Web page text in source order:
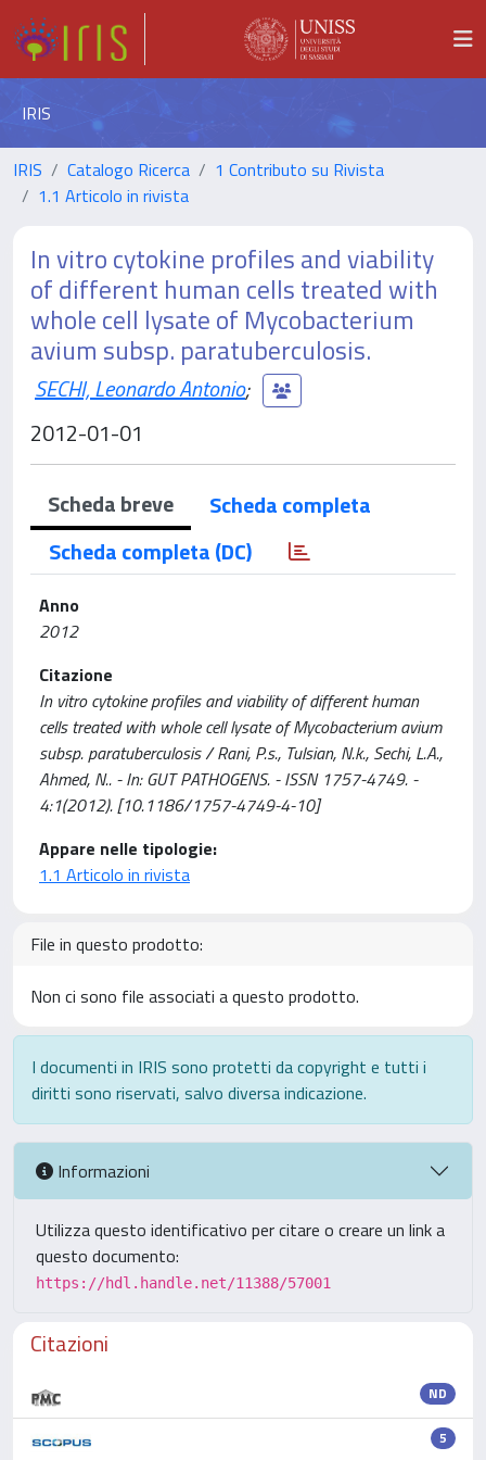
IRIS
IRIS Catalogo Ricerca
1 Contributo su Rivista
1.1 Articolo in rivista
In vitro cytokine profiles and viability
of different human cells treated with
whole cell lysate of Mycobacterium
avium subsp. paratuberculosis.
SECHI, Leonardo Antonio;
2012-01-01
Scheda breve
Scheda completa
Scheda completa (DC)
Anno
2012
Citazione
In vitro cytokine profiles and viability of different human
cells treated with whole cell lysate of Mycobacterium avium
subsp. paratuberculosis / Rani, P.s., Tulsian, N.k., Sechi, L.A.,
Ahmed, N.. - In: GUT PATHOGENS. - ISSN 1757-4749. -
4:1(2012). [10.1186/1757-4749-4-10]
Appare nelle tipologie:
1.1 Articolo in rivista
File in questo prodotto:
Non ci sono file associati a questo prodotto.
I documenti in IRIS sono protetti da copyright e tutti i
diritti sono riservati, salvo diversa indicazione.
Informazioni
Utilizza questo identificativo per citare o creare un link a
questo documento:
https://hdl.handle.net/11388/57001
Citazioni
ND
5